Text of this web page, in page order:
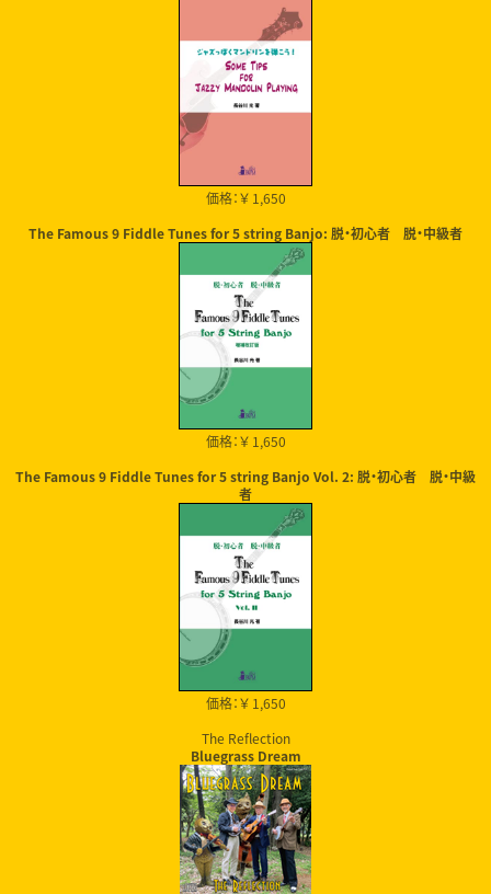
価格：￥ 1,650
The Famous 9 Fiddle Tunes for 5 string Banjo: 脱・初心者 脱・中級者
価格：￥ 1,650
The Famous 9 Fiddle Tunes for 5 string Banjo Vol. 2: 脱・初心者 脱・中級
者
価格：￥ 1,650
The Reflection
Bluegrass Dream